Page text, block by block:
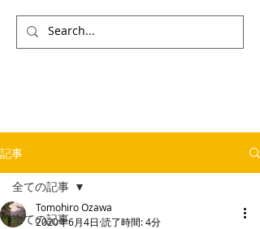
記事
全ての記事
全ての記事
Tomohiro Ozawa
2020年6月4日 読了時間: 4分